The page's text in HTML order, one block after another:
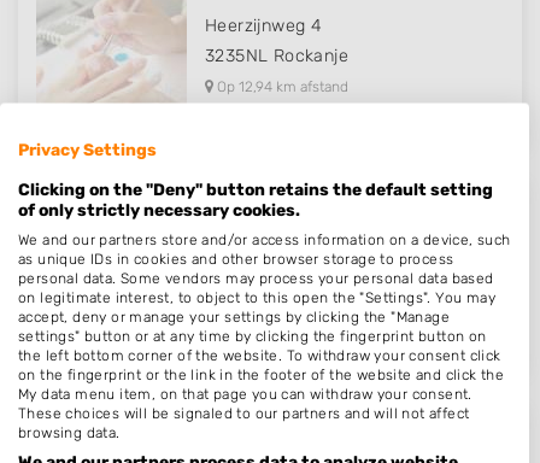
Heerzijnweg 4
3235NL Rockanje
Op 12,94 km afstand
Très Chic Nailstudio
Poortlaan 6
3261PB Oud-Beijerland
Op 13,68 km afstand
Privacy Settings
Clicking on the "Deny" button retains the default setting
of only strictly necessary cookies.
We and our partners store and/or access information on a device, such
as unique IDs in cookies and other browser storage to process
personal data. Some vendors may process your personal data based
on legitimate interest, to object to this open the "Settings". You may
accept, deny or manage your settings by clicking the "Manage
settings" button or at any time by clicking the fingerprint button on
the left bottom corner of the website. To withdraw your consent click
on the fingerprint or the link in the footer of the website and click the
My data menu item, on that page you can withdraw your consent.
These choices will be signaled to our partners and will not affect
browsing data.